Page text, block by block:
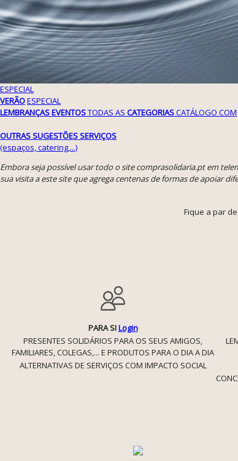
ESPECIAL
VERÃOESPECIAL
LEMBRANÇAS EVENTOSTODAS AS CATEGORIASCATÁLOGO COM
OUTRAS SUGESTÕESSERVIÇOS
(espaços, catering,...)
Embora seja possível usar todo o site comprasolidaria.pt em
sua visita a este site que agrega centenas de formas de apoiar
Fique a par
PARA SILogin
PRESENTES SOLIDÁRIOS PARA OS SEUS AMIGOS,
FAMILIARES, COLEGAS,... E PRODUTOS PARA O DIA A DIA
ALTERNATIVAS DE SERVIÇOS COM IMPACTO SOCIAL